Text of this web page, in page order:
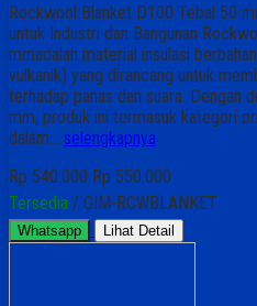
Rockwool Blanket D100 Tebal 50
untuk Industri dan Bangunan
mmadalah material insulasi
vulkanik) yang dirancang untuk
terhadap panas dan suara. Dengan
mm, produk ini termasuk kategori
dalam… selengkapnya
Rp 540.000 Rp 550.000
Tersedia / GIM-RCWBLANKET
Whatsapp Lihat Detail